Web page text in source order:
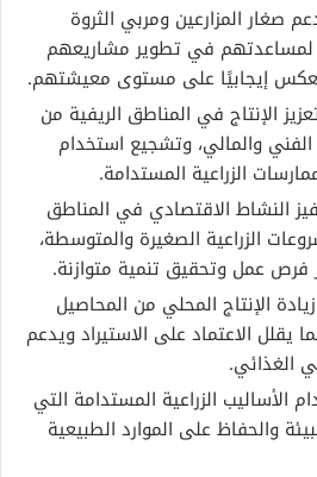
صغار المزارعين ومربي الثروة
لمساعدتهم في تطوير مشاريعهم
إيجابيًا على مستوى معيشتهم.
الإنتاج في المناطق الريفية من
والمالي، وتشجيع استخدام
الزراعية المستدامة.
النشاط الاقتصادي في المناطق
الزراعية الصغيرة والمتوسطة،
عمل وتحقيق تنمية متوازنة.
الإنتاج المحلي من المحاصيل
يقلل الاعتماد على الاستيراد ويدعم
الغذائي.
الأساليب الزراعية المستدامة التي
والحفاظ على الموارد الطبيعية